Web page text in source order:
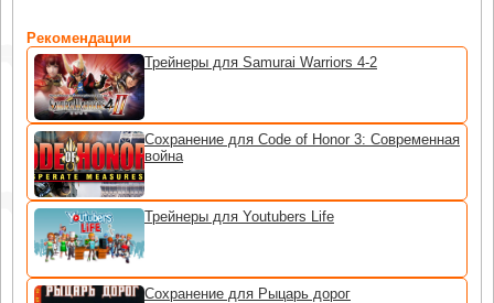
Рекомендации
Трейнеры для Samurai Warriors 4-2
Сохранение для Code of Honor 3: Современная
война
Трейнеры для Youtubers Life
Сохранение для Рыцарь дорог